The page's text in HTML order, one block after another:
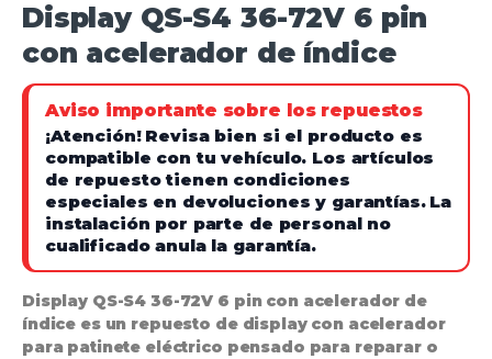
Display QS-S4 36-72V 6 pin
con acelerador de índice
Aviso importante sobre los repuestos
¡Atención! Revisa bien si el producto es
compatible con tu vehículo. Los artículos
de repuesto tienen condiciones
especiales en devoluciones y garantías. La
instalación por parte de personal no
cualificado anula la garantía.
Display QS-S4 36-72V 6 pin con acelerador de
índice es un repuesto de display con acelerador
para patinete eléctrico pensado para reparar o